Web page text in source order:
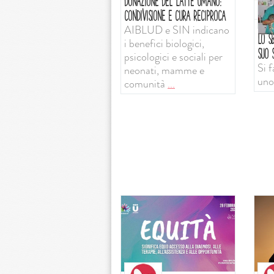
CONDIVISIONE E CURA RECIPROCA
AIBLUD e SIN indicano
i benefici biologici,
psicologici e sociali per
neonati, mamme e
comunità ...
LO
SUO
Si